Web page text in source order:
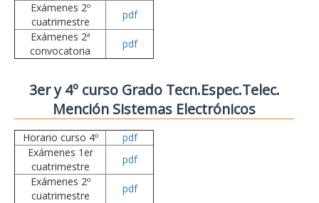
Exámenes 2º
cuatrimestre
pdf
Exámenes 2ª
convocatoria
pdf
3er y 4º curso Grado Tecn.Espec.Telec.
Mención Sistemas Electrónicos
Horario curso 4º
pdf
Exámenes 1er
cuatrimestre
pdf
Exámenes 2º
cuatrimestre
pdf